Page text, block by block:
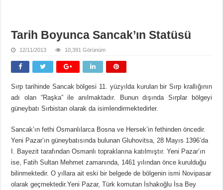
Tarih Boyunca Sancak’ın Statüsü
12/11/2013 10,391 Görünüm
Sırp tarihinde Sancak bölgesi 11. yüzyılda kurulan bir Sırp krallığının
adı olan “Raşka” ile anılmaktadır. Bunun dışında Sırplar bölgeyi
güneybatı Sırbistan olarak da isimlendirmektedirler.
Sancak’ın fethi Osmanlılarca Bosna ve Hersek’in fethinden öncedir.
Yeni Pazar’ın güneybatısında bulunan Gluhovitsa, 28 Mayıs 1396’da
I. Bayezit tarafından Osmanlı topraklarına katılmıştır. Yeni Pazar’ın
ise, Fatih Sultan Mehmet zamanında, 1461 yılından önce kurulduğu
bilinmektedir. O yıllara ait eski bir belgede de bölgenin ismi Novipasar
olarak geçmektedir.Yeni Pazar, Türk komutan İshakoğlu İsa Bey